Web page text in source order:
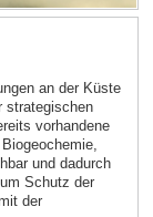
an der Küste
strategischen
vorhandene
und dadurch
Schutz der
der